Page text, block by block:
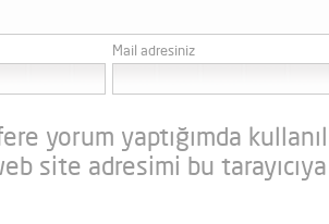
Mail adresiniz
yorum yaptığımda
site adresimi bu